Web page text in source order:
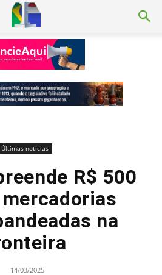
Últimas notícias
R$ 500
na
14/03/2025